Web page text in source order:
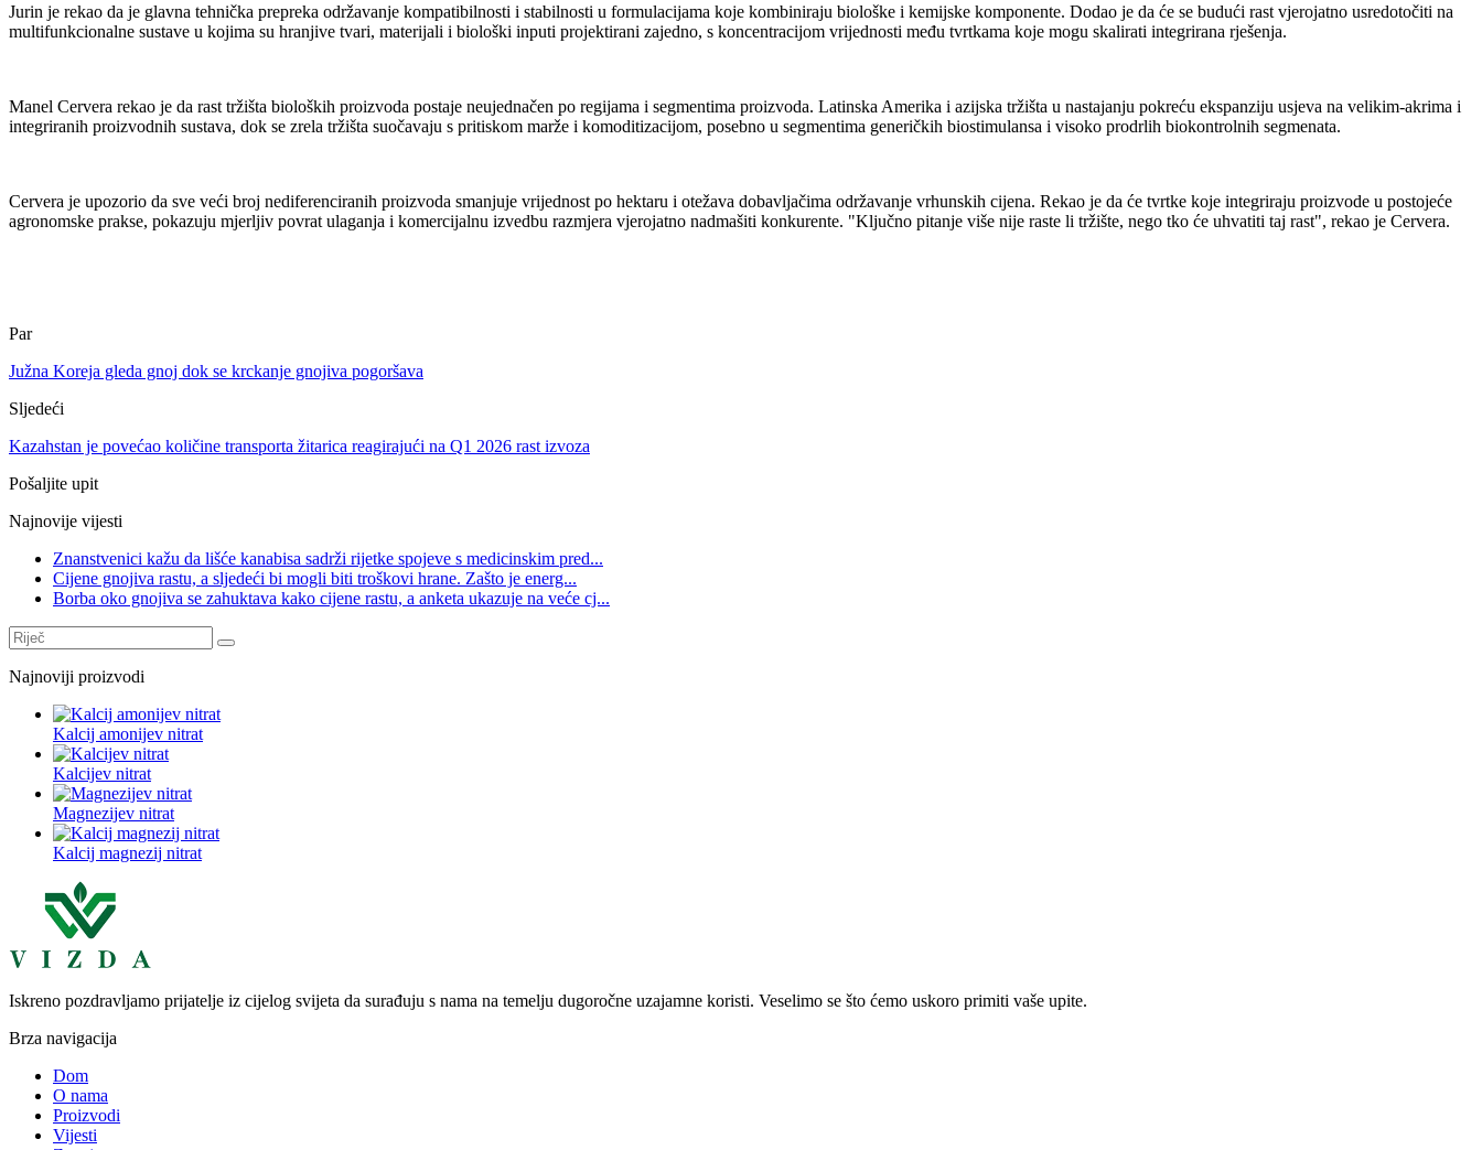
Jurin je rekao da je glavna tehnička prepreka održavanje kompatibilnosti i stabilnosti u formulacijama koje kombiniraju biološke i kemijske komponente. Dodao je da će se budući rast vjerojatno usredotočiti na
multifunkcionalne sustave u kojima su hranjive tvari, materijali i biološki inputi projektirani zajedno, s koncentracijom vrijednosti među tvrtkama koje mogu skalirati integrirana rješenja.
Manel Cervera rekao je da rast tržišta bioloških proizvoda postaje neujednačen po regijama i segmentima proizvoda. Latinska Amerika i azijska tržišta u nastajanju pokreću ekspanziju usjeva na velikim-akrima i
integriranih proizvodnih sustava, dok se zrela tržišta suočavaju s pritiskom marže i komoditizacijom, posebno u segmentima generičkih biostimulansa i visoko prodrlih biokontrolnih segmenata.
Cervera je upozorio da sve veći broj nediferenciranih proizvoda smanjuje vrijednost po hektaru i otežava dobavljačima održavanje vrhunskih cijena. Rekao je da će tvrtke koje integriraju proizvode u postojeće
agronomske prakse, pokazuju mjerljiv povrat ulaganja i komercijalnu izvedbu razmjera vjerojatno nadmašiti konkurente. "Ključno pitanje više nije raste li tržište, nego tko će uhvatiti taj rast", rekao je Cervera.
Par
Južna Koreja gleda gnoj dok se krckanje gnojiva pogoršava
Sljedeći
Kazahstan je povećao količine transporta žitarica reagirajući na Q1 2026 rast izvoza
Pošaljite upit
Najnovije vijesti
Znanstvenici kažu da lišće kanabisa sadrži rijetke spojeve s medicinskim pred...
Cijene gnojiva rastu, a sljedeći bi mogli biti troškovi hrane. Zašto je energ...
Borba oko gnojiva se zahuktava kako cijene rastu, a anketa ukazuje na veće cj...
Najnoviji proizvodi
Kalcij amonijev nitrat
Kalcijev nitrat
Magnezijev nitrat
Kalcij magnezij nitrat
Iskreno pozdravljamo prijatelje iz cijelog svijeta da surađuju s nama na temelju dugoročne uzajamne koristi. Veselimo se što ćemo uskoro primiti vaše upite.
Brza navigacija
Dom
O nama
Proizvodi
Vijesti